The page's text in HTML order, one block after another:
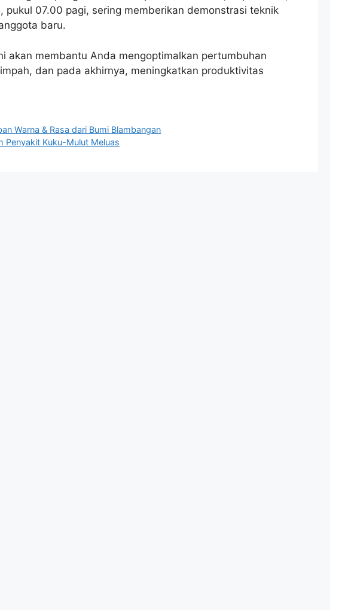
pukul 07.00 pagi, sering memberikan demonstrasi teknik
baru.
akan membantu Anda mengoptimalkan pertumbuhan
dan pada akhirnya, meningkatkan produktivitas
Warna & Rasa dari Bumi Blambangan
Penyakit Kuku-Mulut Meluas